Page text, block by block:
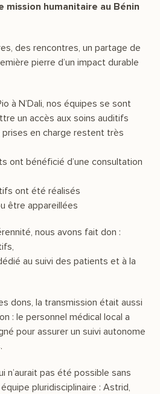
mission humanitaire au Bénin
des rencontres, un partage de
pierre d’un impact durable
à N’Dali, nos équipes se sont
un accès aux soins auditifs
en charge restent très
ont bénéficié d’une consultation
ont été réalisés
être appareillées
nous avons fait don :
au suivi des patients et à la
dons, la transmission était aussi
: le personnel médical local a
pour assurer un suivi autonome
n’aurait pas été possible sans
pluridisciplinaire : Astrid,